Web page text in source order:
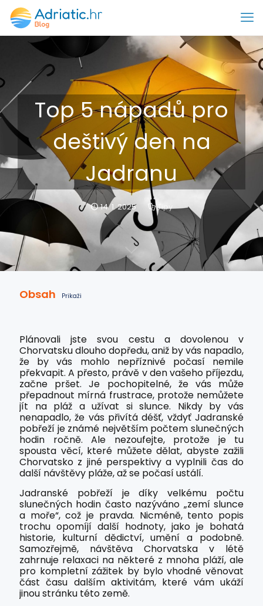
Top 5 nápadů pro
deštivý den na
Jadranu
14. 1. 2025 Tipy
Obsah Prikaži
Plánovali jste svou cestu a dovolenou v
Chorvatsku dlouho dopředu, aniž by vás napadlo,
že by vás mohlo nepříznivé počasí nemile
překvapit. A přesto, právě v den vašeho příjezdu,
začne pršet. Je pochopitelné, že vás může
přepadnout mírná frustrace, protože nemůžete
jít na pláž a užívat si slunce. Nikdy by vás
nenapadlo, že vás přivítá déšť, vždyť Jadranské
pobřeží je známé největším počtem slunečných
hodin ročně. Ale nezoufejte, protože je tu
spousta věcí, které můžete dělat, abyste zažili
Chorvatsko z jiné perspektivy a vyplnili čas do
další návštěvy pláže, až se počasí ustálí.
Jadranské pobřeží je díky velkému počtu
slunečných hodin často nazýváno „zemí slunce
a moře“, což je pravda. Nicméně, tento popis
trochu opomíjí další hodnoty, jako je bohatá
historie, kulturní dědictví, umění a podobně.
Samozřejmě, návštěva Chorvatska v létě
zahrnuje relaxaci na některé z mnoha pláží, ale
pro kompletní zážitek by bylo vhodné věnovat
část času dalším aktivitám, které vám ukáží
jinou stránku této země.